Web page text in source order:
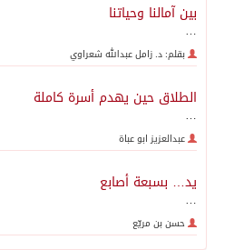
بين آمالنا وحياتنا
…
بقلم: د. زامل عبدالله شعراوي
الطلاق حين يهدم أسرة كاملة
…
عبدالعزيز ابو عباة
يد… بسبعة أصابع
…
حسن بن مريّع